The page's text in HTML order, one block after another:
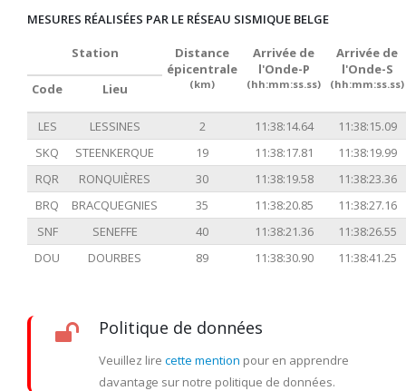
MESURES RÉALISÉES PAR LE RÉSEAU SISMIQUE BELGE
Station
Distance
épicentrale
(km)
Arrivée de
l'Onde-P
(hh:mm:ss.ss)
Arrivée de
l'Onde-S
(hh:mm:ss.ss)
Code Lieu
LES LESSINES 2 11:38:14.64
11:38:15.09
SKQ
STEENKERQUE 19 11:38:17.81
11:38:19.99
RQR
RONQUIÈRES 30 11:38:19.58
11:38:23.36
BRQ
BRACQUEGNIES 35 11:38:20.85
11:38:27.16
SNF
SENEFFE 40 11:38:21.36
11:38:26.55
DOU
DOURBES 89 11:38:30.90 11:38:41.25
Politique de données
Veuillez lire cette mention pour en apprendre
davantage sur notre politique de données.